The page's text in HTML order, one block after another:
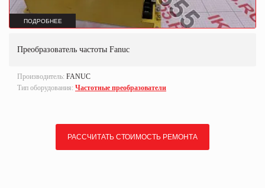
ПОДРОБНЕЕ
Преобразователь частоты Fanuc
Производитель: FANUC
Тип оборудования: Частотные преобразователи
РАССЧИТАТЬ СТОИМОСТЬ РЕМОНТА